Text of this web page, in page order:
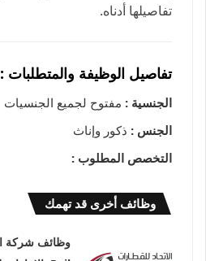
تفاصيلها أدناه.
تفاصيل الوظيفة والمتطلبات :
الجنسية : مفتوح لجميع الجنسيات
الجنس : ذكور وإناث
التخصص المطلوب :
وظائف أخرى قد تهمك